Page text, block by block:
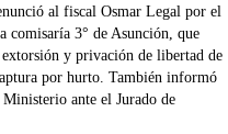
al fiscal Osmar Legal por el
comisaría 3° de Asunción, que
extorsión y privación de libertad de
por hurto. También informó
ante el Jurado de